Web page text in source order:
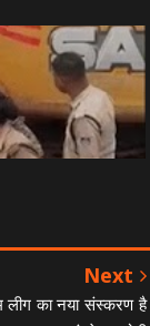
Next
लीग का नया संस्करण है